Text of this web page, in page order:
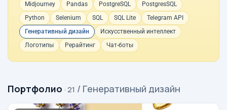
Midjourney
Pandas PostgreSQL
PostgresSQL
Python
Selenium SQL SQL Lite
Telegram API
Генеративный дизайн
Искусственный интеллект
Логотипы
Рерайтинг Чат-боты
Портфолио · 21 / Генеративный дизайн